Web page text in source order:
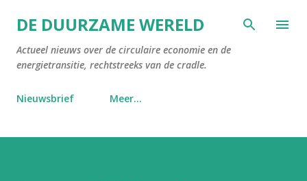
Doorgaan naar hoofdcontent
DE DUURZAME WERELD
Actueel nieuws over de circulaire economie en de
energietransitie, rechtstreeks van de cradle.
Nieuwsbrief Meer…